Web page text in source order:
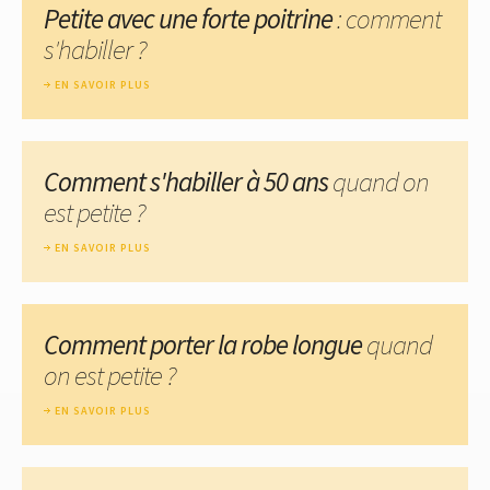
Petite avec une forte poitrine: comment
s'habiller ?
EN SAVOIR PLUS
Comment s'habiller à 50 ansquand on
est petite ?
EN SAVOIR PLUS
Comment porter la robe longuequand
on est petite ?
EN SAVOIR PLUS